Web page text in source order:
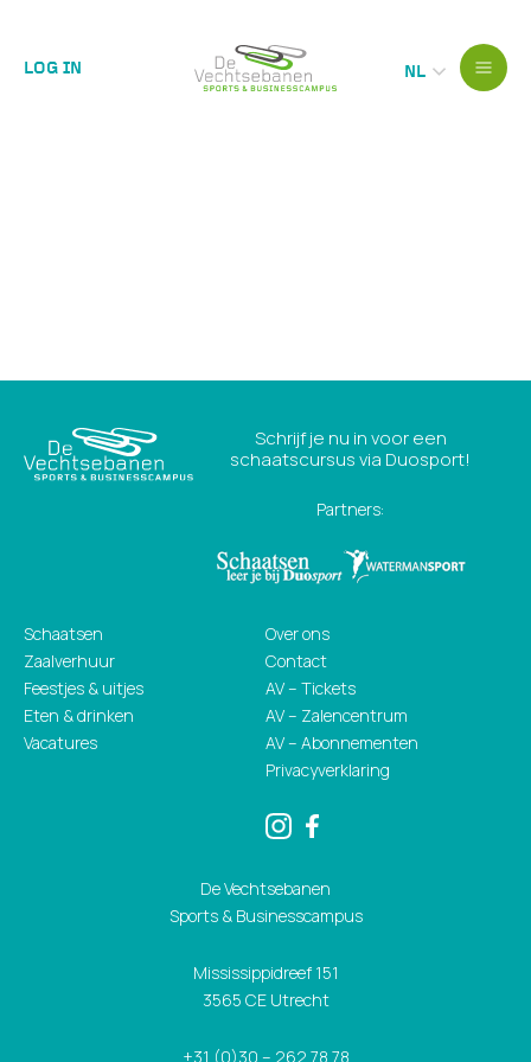
NL
LOG IN
Schrijf je nu in voor een
schaatscursus via Duosport!
Partners:
Schaatsen
Zaalverhuur
Feestjes & uitjes
Eten & drinken
Vacatures
Over ons
Contact
AV – Tickets
AV – Zalencentrum
AV – Abonnementen
Privacyverklaring
De Vechtsebanen
Sports & Businesscampus
Mississippidreef 151
3565 CE Utrecht
+31 (0)30 – 262 78 78